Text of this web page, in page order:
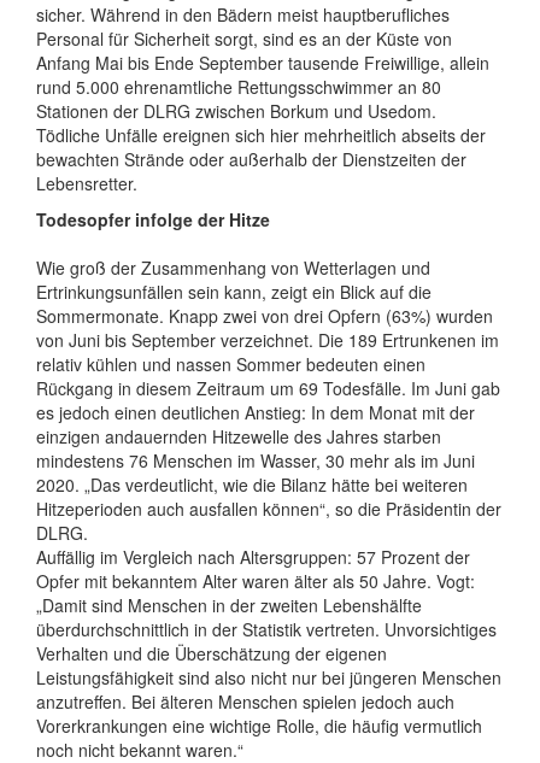
sicher. Während in den Bädern meist hauptberufliches
Personal für Sicherheit sorgt, sind es an der Küste von
Anfang Mai bis Ende September tausende Freiwillige, allein
rund 5.000 ehrenamtliche Rettungsschwimmer an 80
Stationen der DLRG zwischen Borkum und Usedom.
Tödliche Unfälle ereignen sich hier mehrheitlich abseits der
bewachten Strände oder außerhalb der Dienstzeiten der
Lebensretter.
Todesopfer infolge der Hitze
Wie groß der Zusammenhang von Wetterlagen und
Ertrinkungsunfällen sein kann, zeigt ein Blick auf die
Sommermonate. Knapp zwei von drei Opfern (63%) wurden
von Juni bis September verzeichnet. Die 189 Ertrunkenen im
relativ kühlen und nassen Sommer bedeuten einen
Rückgang in diesem Zeitraum um 69 Todesfälle. Im Juni gab
es jedoch einen deutlichen Anstieg: In dem Monat mit der
einzigen andauernden Hitzewelle des Jahres starben
mindestens 76 Menschen im Wasser, 30 mehr als im Juni
2020. „Das verdeutlicht, wie die Bilanz hätte bei weiteren
Hitzeperioden auch ausfallen können“, so die Präsidentin der
DLRG.
Auffällig im Vergleich nach Altersgruppen: 57 Prozent der
Opfer mit bekanntem Alter waren älter als 50 Jahre. Vogt:
„Damit sind Menschen in der zweiten Lebenshälfte
überdurchschnittlich in der Statistik vertreten. Unvorsichtiges
Verhalten und die Überschätzung der eigenen
Leistungsfähigkeit sind also nicht nur bei jüngeren Menschen
anzutreffen. Bei älteren Menschen spielen jedoch auch
Vorerkrankungen eine wichtige Rolle, die häufig vermutlich
noch nicht bekannt waren.“